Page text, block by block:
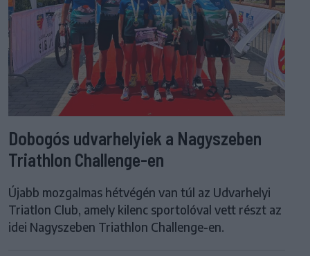
Dobogós udvarhelyiek a Nagyszeben
Triathlon Challenge-en
Újabb mozgalmas hétvégén van túl az Udvarhelyi
Triatlon Club, amely kilenc sportolóval vett részt az
idei Nagyszeben Triathlon Challenge-en.